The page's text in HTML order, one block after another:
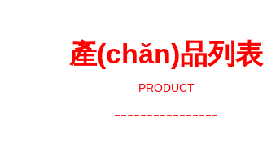
產(chǎn)品列表
PRODUCT
----------------